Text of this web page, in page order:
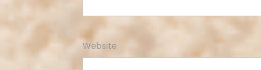
Website